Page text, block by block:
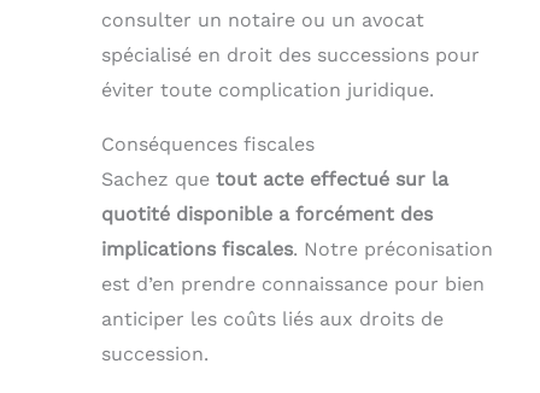
consulter un notaire ou un avocat
spécialisé en droit des successions pour
éviter toute complication juridique.
Conséquences fiscales
Sachez que tout acte effectué sur la
quotité disponible a forcément des
implications fiscales. Notre préconisation
est d’en prendre connaissance pour bien
anticiper les coûts liés aux droits de
succession.